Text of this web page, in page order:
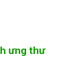
ưng thư